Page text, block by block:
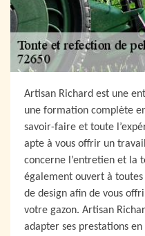
Artisan Richard est une
une formation complète
savoir-faire et toute
apte à vous offrir un
concerne l’entretien et la
également ouvert à
de design afin de vous
votre gazon. Artisan
adapter ses prestations